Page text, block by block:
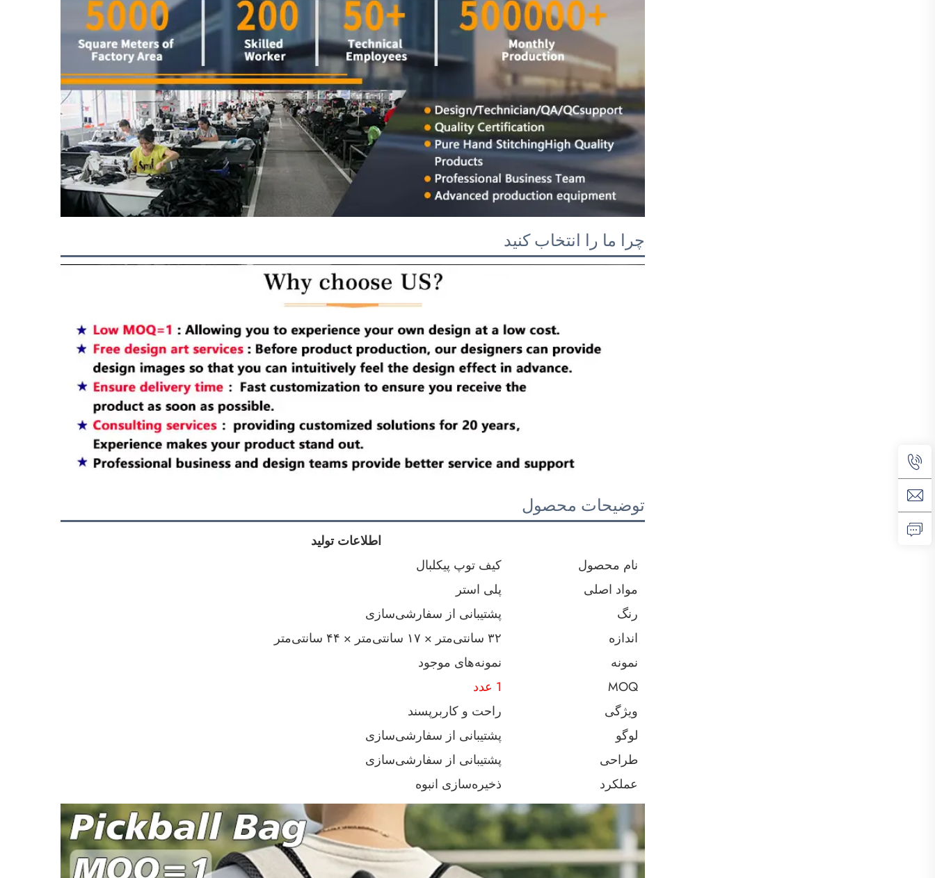
چرا ما را انتخاب کنید
توضیحات محصول
اطلاعات تولید
نام محصول
کیف توپ پیکلبال
مواد اصلی
پلی استر
رنگ
پشتیبانی از سفارشی‌سازی
اندازه
۳۲ سانتی‌متر × ۱۷ سانتی‌متر × ۴۴ سانتی‌متر
نمونه
نمونه‌های موجود
MOQ
1 عدد
ویژگی
راحت و کاربرپسند
لوگو
پشتیبانی از سفارشی‌سازی
طراحی
پشتیبانی از سفارشی‌سازی
عملکرد
ذخیره‌سازی انبوه